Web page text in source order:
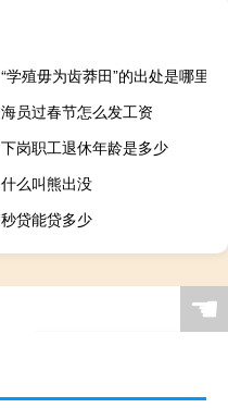
“学殖毋为齿莽田”的出处是哪里
海员过春节怎么发工资
下岗职工退休年龄是多少
什么叫熊出没
秒贷能贷多少
☚